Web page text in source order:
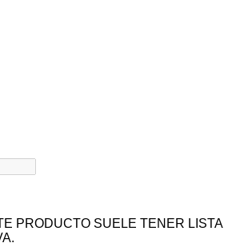
PRODUCTO SUELE TENER LISTA